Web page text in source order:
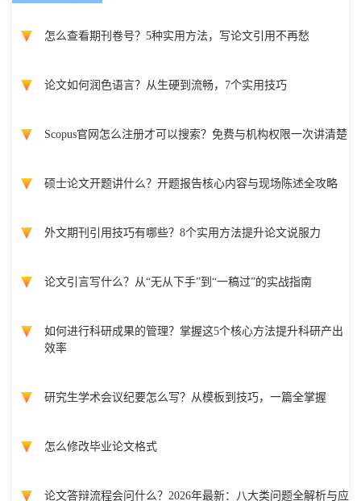
怎么查看期刊卷号？5种实用方法，写论文引用不再愁
论文如何润色语言？从生硬到流畅，7个实用技巧
Scopus官网怎么注册才可以搜索？免费与机构权限一次讲清楚
硕士论文开题讲什么？开题报告核心内容与现场陈述全攻略
外文期刊引用技巧有哪些？8个实用方法提升论文说服力
论文引言写什么？从“无从下手”到“一稿过”的实战指南
如何进行科研成果的管理？掌握这5个核心方法提升科研产出
效率
研究生学术会议纪要怎么写？从模板到技巧，一篇全掌握
怎么修改毕业论文格式
论文答辩流程会问什么？2026年最新：八大类问题全解析与应